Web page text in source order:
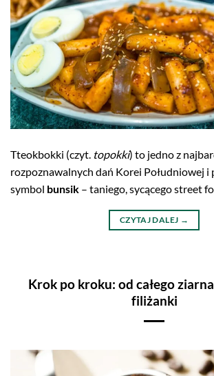
Tteokbokki (czyt. topokki) to jedno z
rozpoznawalnych dań Korei Południowej i
symbol bunsik – taniego, sycącego street
CZYTAJ DALEJ →
Krok po kroku: od całego
filiżanki